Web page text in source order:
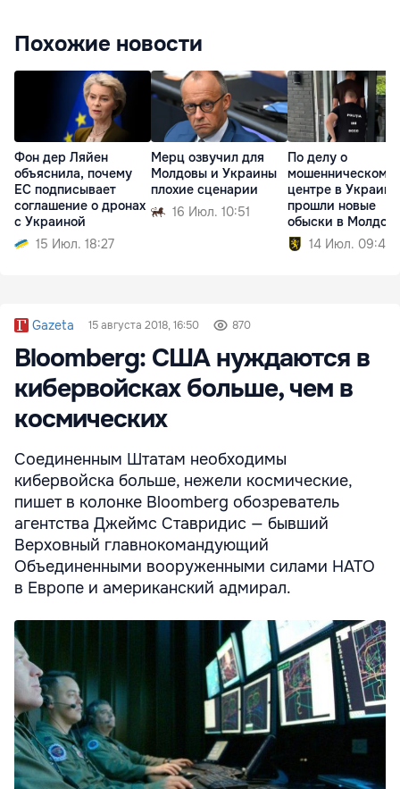
Похожие новости
Фон дер Ляйен
объяснила, почему
ЕС подписывает
соглашение о дронах
с Украиной
15 Июл. 18:27
Мерц озвучил для
Молдовы и Украины
плохие сценарии
16 Июл. 10:51
По делу о
мошенническом
центре в Украине
прошли новые
обыски в
14 Июл. 09:40
Gazeta 15 августа 2018, 16:50 870
Bloomberg: США нуждаются в
кибервойсках больше, чем в
космических
Соединенным Штатам необходимы
кибервойска больше, нежели космические,
пишет в колонке Bloomberg обозреватель
агентства Джеймс Ставридис — бывший
Верховный главнокомандующий
Объединенными вооруженными силами НАТО
в Европе и американский адмирал.